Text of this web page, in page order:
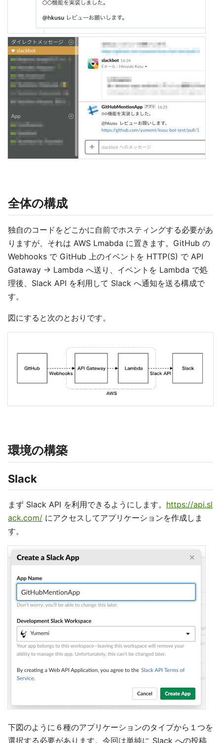
全体の構成
独自のコードをどこかに自前でホスティングする必要があ
りますが、それは AWS Lmabda に置きます。GitHub の
Webhooks で GitHub 上のイベントを HTTP(S) で API
Gataway -> Lambda へ送り、イベントを Lambda で処
理後、Slack API を利用して Slack へ通知を送る構成で
す。
図にすると次のとおりです。
環境の構築
Slack
まず Slack API を利用できるようにします。 https://api.sl
ack.com/ にアクセスしてアプリケーションを作成しま
す。
下図のように６種のアプリケーションのタイプから１つを
選択する必要があります。今回は単純に Slack への投稿